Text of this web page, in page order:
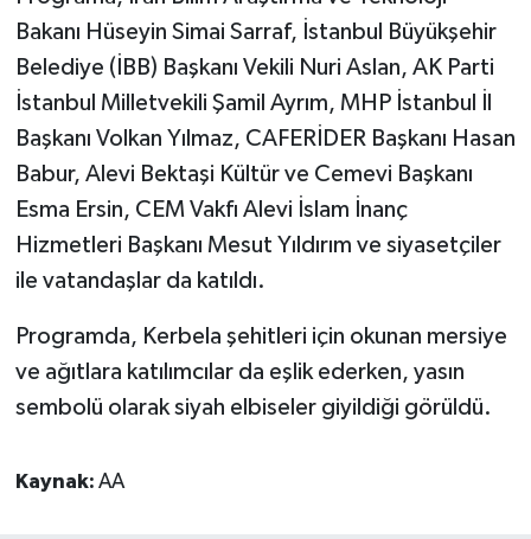
Bakanı Hüseyin Simai Sarraf, İstanbul Büyükşehir
Belediye (İBB) Başkanı Vekili Nuri Aslan, AK Parti
İstanbul Milletvekili Şamil Ayrım, MHP İstanbul İl
Başkanı Volkan Yılmaz, CAFERİDER Başkanı Hasan
Babur, Alevi Bektaşi Kültür ve Cemevi Başkanı
Esma Ersin, CEM Vakfı Alevi İslam İnanç
Hizmetleri Başkanı Mesut Yıldırım ve siyasetçiler
ile vatandaşlar da katıldı.
Programda, Kerbela şehitleri için okunan mersiye
ve ağıtlara katılımcılar da eşlik ederken, yasın
sembolü olarak siyah elbiseler giyildiği görüldü.
Kaynak: AA